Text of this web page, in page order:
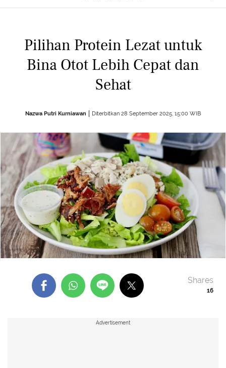
Pilihan Protein Lezat untuk
Bina Otot Lebih Cepat dan
Sehat
Nazwa Putri Kurniawan Diterbitkan 28 September 2025, 15:00 WIB
16
Shares
Advertisement